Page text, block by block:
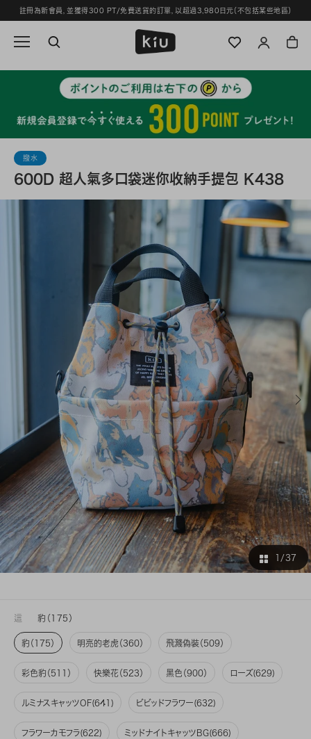
過
註冊為新會員，並獲得300 PT/免費送貨的訂單，以超過3,980日元（不包括某些地區）
撥水
600D 超人氣多口袋迷你收納手提包 K438
/37
這 豹（175）
豹（175） 明亮的老虎（360） 飛濺偽裝（509）
彩色豹（511） 快樂花（523） 黑色（900） ローズ(629)
ルミナスキャッツOF(641) ビビッドフラワー(632)
フラワーカモフラ(622) ミッドナイトキャッツBG(666)